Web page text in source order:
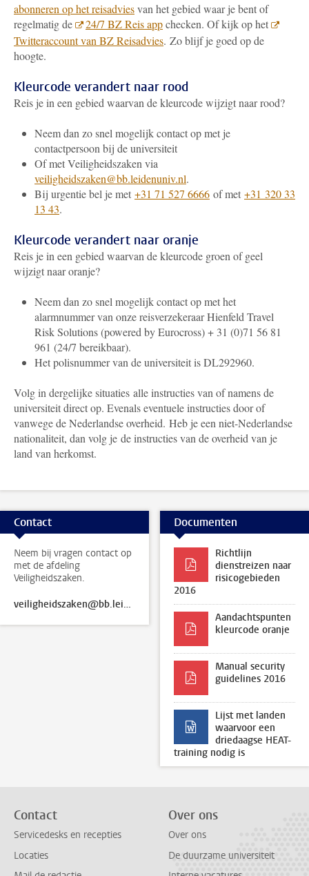
abonneren op het reisadviesvan het gebied waar je bent of
regelmatig de
24/7 BZ Reis appchecken. Of kijk op het
Twitteraccount van BZ Reisadvies. Zo blijf je goed op de
hoogte.
Kleurcode verandert naar rood
Reis je in een gebied waarvan de kleurcode wijzigt naar rood?
Neem dan zo snel mogelijk contact op met je
contactpersoon bij de universiteit
Of met Veiligheidszaken via
veiligheidszaken@bb.leidenuniv.nl.
Bij urgentie bel je met +31 71 527 6666 of met +31 320 33
13 43.
Kleurcode verandert naar oranje
Reis je in een gebied waarvan de kleurcode groen of geel
wijzigt naar oranje?
Neem dan zo snel mogelijk contact op met het
alarmnummer van onze reisverzekeraar Hienfeld Travel
Risk Solutions (powered by Eurocross) + 31 (0)71 56 81
961 (24/7 bereikbaar).
Het polisnummer van de universiteit is DL292960.
Volg in dergelijke situaties alle instructies van of namens de
universiteit direct op. Evenals eventuele instructies door of
vanwege de Nederlandse overheid. Heb je een niet-Nederlandse
nationaliteit, dan volg je de instructies van de overheid van je
land van herkomst.
Contact
Neem bij vragen contact op
met de afdeling
Veiligheidszaken.
veiligheidszaken@bb.leidenuniv.nl
Documenten
Richtlijn
dienstreizen naar
risicogebieden
2016
Aandachtspunten
kleurcode oranje
Manual security
guidelines 2016
Lijst met landen
waarvoor een
driedaagse HEAT-
training nodig is
Contact
Servicedesks en recepties
Locaties
Over ons
Over ons
De duurzame universiteit